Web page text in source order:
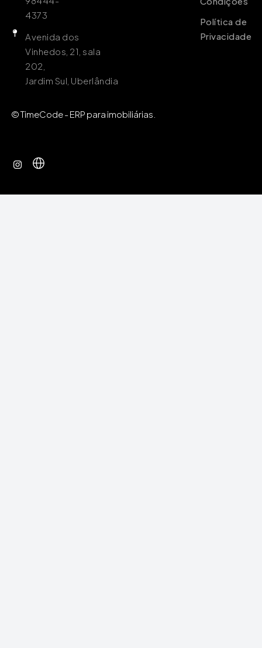
4373
Avenida dos
Vinhedos, 21, sala
202,
Jardim Sul, Uberlândia
Política de
Privacidade
© TimeCode - ERP para imobiliárias.